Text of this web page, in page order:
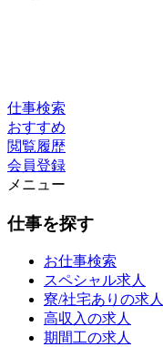
仕事検索
おすすめ
閲覧履歴
会員登録
メニュー
仕事を探す
お仕事検索
スペシャル求人
寮/社宅ありの求人
高収入の求人
期間工の求人